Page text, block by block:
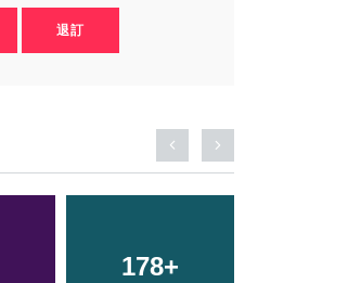
退訂
42+